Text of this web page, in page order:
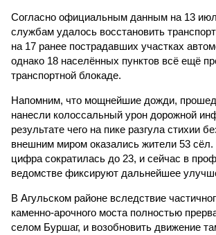
Согласно официальным данным на 13
службам удалось восстановить
на 17 ранее пострадавших участках
однако 18 населённых пунктов всё ещё
транспортной блокаде.
Напомним, что мощнейшие дожди,
нанесли колоссальный урон дорожной
результате чего на пике разгула стихии
внешним миром оказались жители 53
цифра сократилась до 23, и сейчас в
ведомстве фиксируют дальнейшее
В Агульском районе вследствие
каменно-арочного моста полностью
селом Буршаг, и возобновить движение